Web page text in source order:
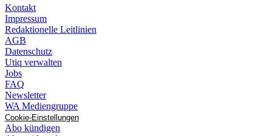
Kontakt
Impressum
Redaktionelle Leitlinien
AGB
Datenschutz
Utiq verwalten
Jobs
FAQ
Newsletter
WA Mediengruppe
Cookie-Einstellungen
Abo kündigen